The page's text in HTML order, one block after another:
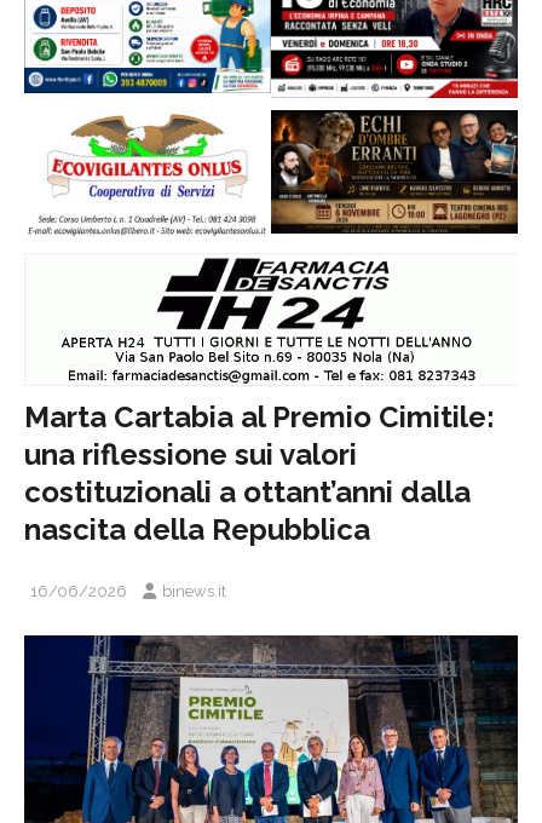
Marta Cartabia al Premio Cimitile:
una riflessione sui valori
costituzionali a ottant’anni dalla
nascita della Repubblica
16/06/2026 binews.it